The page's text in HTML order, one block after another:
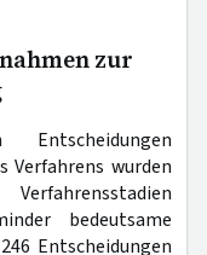
zur
Verfahrens wurden
bedeutsame
Entscheidungen